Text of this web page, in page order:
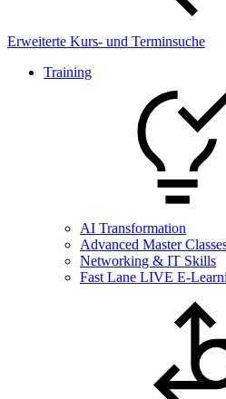
Erweiterte Kurs- und Terminsuche
Training
AI Transformation
Advanced Master
Networking & IT Skills
Fast Lane LIVE E-